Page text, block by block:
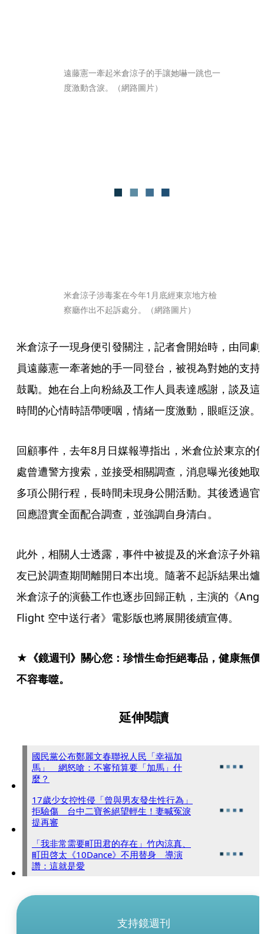
遠藤憲一牽起米倉涼子的手讓她嚇一跳也一
度激動含淚。（網路圖片）
米倉涼子涉毒案在今年1月底經東京地方檢
察廳作出不起訴處分。（網路圖片）
米倉涼子一現身便引發關注，記者會開始時，由同劇
員遠藤憲一牽著她的手一同登台，被視為對她的支持
鼓勵。她在台上向粉絲及工作人員表達感謝，談及這
時間的心情時語帶哽咽，情緒一度激動，眼眶泛淚。
回顧事件，去年8月日媒報導指出，米倉位於東京的
處曾遭警方搜索，並接受相關調查，消息曝光後她取
多項公開行程，長時間未現身公開活動。其後透過官
回應證實全面配合調查，並強調自身清白。
此外，相關人士透露，事件中被提及的米倉涼子外籍
友已於調查期間離開日本出境。隨著不起訴結果出爐
米倉涼子的演藝工作也逐步回歸正軌，主演的《
Flight 空中送行者》電影版也將展開後續宣傳。
★《鏡週刊》關心您：珍惜生命拒絕毒品，健康無價
不容毒噬。
延伸閱讀
國民黨公布鄭麗文春聯祝人民「幸福加
馬」 網怒嗆：不審預算要「加馬」什
麼？
17歲少女控性侵「曾與男友發生性行為」
拒驗傷 台中二寶爸絕望輕生！妻喊冤淚
提再審
「我非常需要町田君的存在」竹內涼真、
町田啓太《10Dance》不用替身 導演
讚：這就是愛
支持鏡週刊